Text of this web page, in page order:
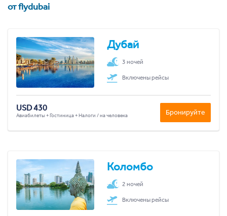
от flydubai
Дубай
3 ночей
Включены рейсы
USD 430
Авиабилеты + Гостиница + Налоги / на человека Бронируйте
Коломбо
2 ночей
Включены рейсы